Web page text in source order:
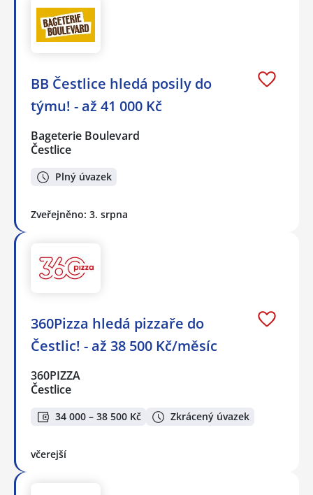
BB Čestlice hledá posily do
týmu! - až 41 000 Kč
Bageterie Boulevard
Čestlice
Plný úvazek
Zveřejněno: 3. srpna
360Pizza hledá pizzaře do
Čestlic! - až 38 500 Kč/měsíc
360PIZZA
Čestlice
34 000 – 38 500 Kč Zkrácený úvazek
včerejší